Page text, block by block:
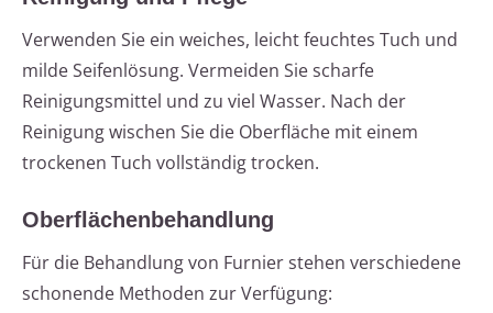
Verwenden Sie ein weiches, leicht feuchtes Tuch und
milde Seifenlösung. Vermeiden Sie scharfe
Reinigungsmittel und zu viel Wasser. Nach der
Reinigung wischen Sie die Oberfläche mit einem
trockenen Tuch vollständig trocken.
Oberflächenbehandlung
Für die Behandlung von Furnier stehen verschiedene
schonende Methoden zur Verfügung: